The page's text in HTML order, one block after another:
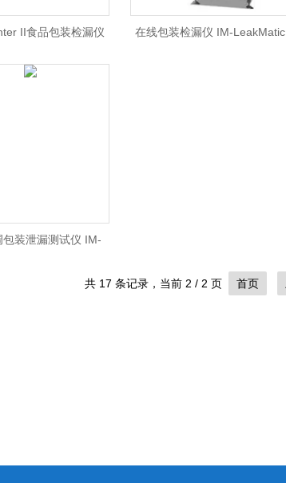
II食品包装检漏仪 在线包装检漏仪 IM-LeakMatic
包装泄漏测试仪 IM-
共 17 条记录，当前 2 / 2 页
首页